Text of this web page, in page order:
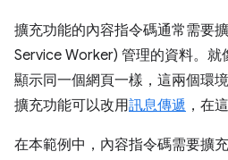
擴充功能的內容指令碼通常需要
Service Worker) 管理的資料。
顯示同一個網頁一樣，這兩個環
擴充功能可以改用訊息傳遞 ，在
在本範例中，內容指令碼需要擴